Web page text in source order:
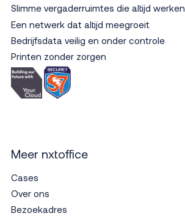
Slimme vergaderruimtes die altijd werken
Een netwerk dat altijd meegroeit
Bedrijfsdata veilig en onder controle
Printen zonder zorgen
Meer nxtoffice
Cases
Over ons
Bezoekadres